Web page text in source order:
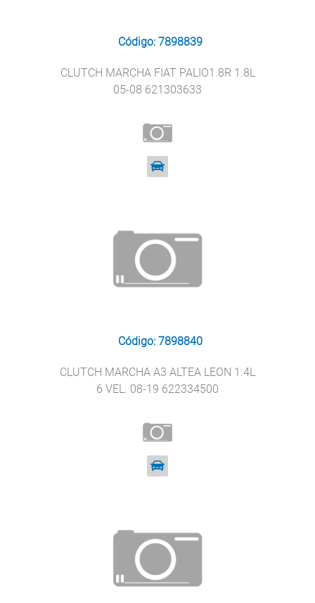
Código: 7898839
CLUTCH MARCHA FIAT PALIO1.8R 1.8L
05-08 621303633
Código: 7898840
CLUTCH MARCHA A3 ALTEA LEON 1.4L
6 VEL. 08-19 622334500